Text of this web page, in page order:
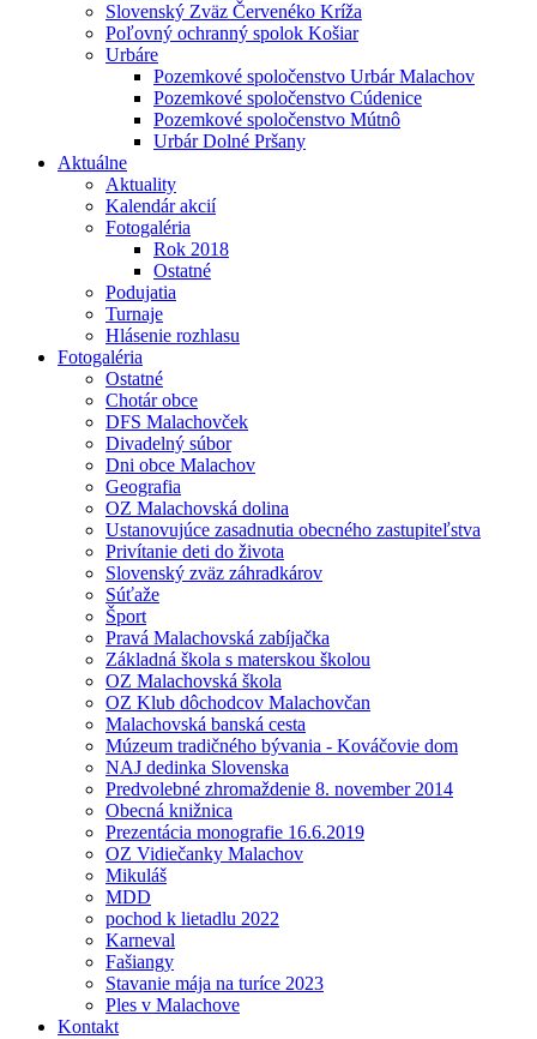
Slovenský Zväz Červenéko Kríža
Poľovný ochranný spolok Košiar
Urbáre
Pozemkové spoločenstvo Urbár Malachov
Pozemkové spoločenstvo Cúdenice
Pozemkové spoločenstvo Mútnô
Urbár Dolné Pršany
Aktuálne
Aktuality
Kalendár akcií
Fotogaléria
Rok 2018
Ostatné
Podujatia
Turnaje
Hlásenie rozhlasu
Fotogaléria
Ostatné
Chotár obce
DFS Malachovček
Divadelný súbor
Dni obce Malachov
Geografia
OZ Malachovská dolina
Ustanovujúce zasadnutia obecného zastupiteľstva
Privítanie deti do života
Slovenský zväz záhradkárov
Súťaže
Šport
Pravá Malachovská zabíjačka
Základná škola s materskou školou
OZ Malachovská škola
OZ Klub dôchodcov Malachovčan
Malachovská banská cesta
Múzeum tradičného bývania - Kováčovie dom
NAJ dedinka Slovenska
Predvolebné zhromaždenie 8. november 2014
Obecná knižnica
Prezentácia monografie 16.6.2019
OZ Vidiečanky Malachov
Mikuláš
MDD
pochod k lietadlu 2022
Karneval
Fašiangy
Stavanie mája na turíce 2023
Ples v Malachove
Kontakt